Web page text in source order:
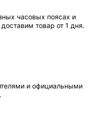
часовых поясах и
товар от 1 дня.
и официальными